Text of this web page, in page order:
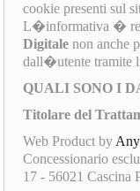
cookie presenti sul
L�informativa �
Digitale non anche
dall�utente
QUALI SONO I
Titolare del
Web Product by
Concessionario
17 - 56021 Cascina